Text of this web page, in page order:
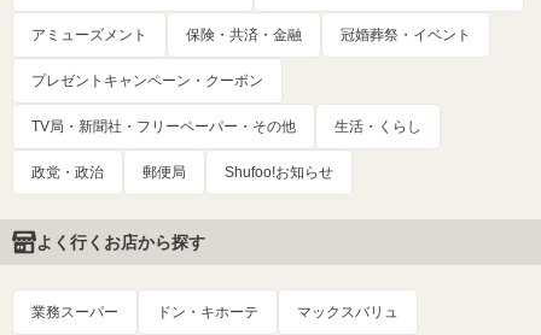
アミューズメント 保険・共済・金融 冠婚葬祭・イベント
プレゼントキャンペーン・クーポン
TV局・新聞社・フリーペーパー・その他 生活・くらし
政党・政治 郵便局 Shufoo!お知らせ
よく行くお店から探す
業務スーパー ドン・キホーテ マックスバリュ